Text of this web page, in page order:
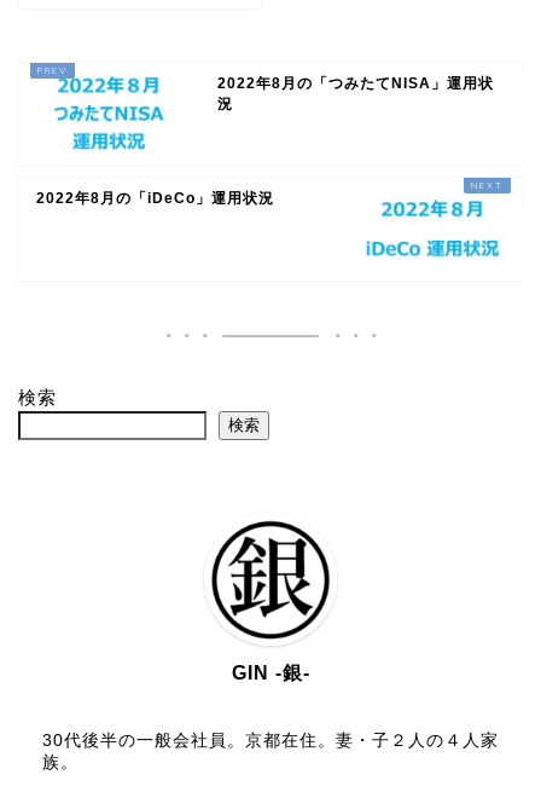
2022年8月の「つみたてNISA」運用状
況
2022年8月の「iDeCo」運用状況
検索
検索
GIN -銀-
30代後半の一般会社員。京都在住。妻・子２人の４人家
族。